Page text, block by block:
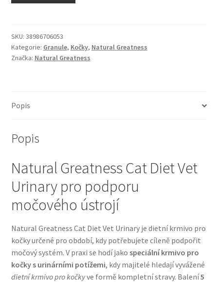
Odpočívadla pro kočky
Pamlsky pro kočky
Škrabadla pro kočky
Veterinární dieta pro kočky
Vše pro psy — Krmivo, doplňky, vybavení
Bozita pro psy — Švédské krmivo s nordickou kvalitou
Brit pro psy
SKU: 38986706053
Kategorie: Granule, Kočky, Natural Greatness
Značka: Natural Greatness
Popis
Popis
Natural Greatness Cat Diet Vet
Urinary pro podporu
močového ústrojí
Natural Greatness Cat Diet Vet Urinary je dietní krmivo pro
kočky určené pro období, kdy potřebujete cíleně podpořit
močový systém. V praxi se hodí jako speciální krmivo pro
kočky s urinárními potížemi, kdy majitelé hledají vyvážené
dietní krmivo pro kočkyve formě kompletní stravy. Balení5